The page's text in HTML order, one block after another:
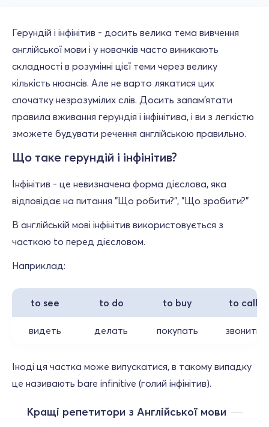
Герундій і інфінітив - досить велика тема вивчення
англійської мови і у новачків часто виникають
складності в розумінні цієї теми через велику
кількість нюансів. Але не варто лякатися цих
спочатку незрозумілих слів. Досить запам'ятати
правила вживання герундія і інфінітива, і ви з легкістю
зможете будувати речення англійською правильно.
Що таке герундій і інфінітив?
Інфінітив - це невизначена форма дієслова, яка
відповідає на питання "Що робити?", "Що зробити?"
В англійській мові інфінітив використовується з
часткою to перед дієсловом.
Наприклад:
to see to do to buy to call
видеть делать покупать звонить
Іноді ця частка може випускатися, в такому випадку
це називають bare infinitive (голий інфінітив).
Кращі репетитори з Англійської мови